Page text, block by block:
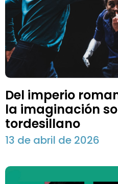
Del imperio
la imaginación
tordesillano
13 de abril de 2026